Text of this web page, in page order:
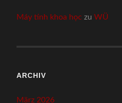
Máy tính khoa học zu WÜ
ARCHIV
März 2026